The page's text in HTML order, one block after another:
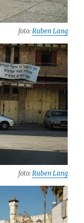
foto:Ruben Lang
foto:Ruben Lang